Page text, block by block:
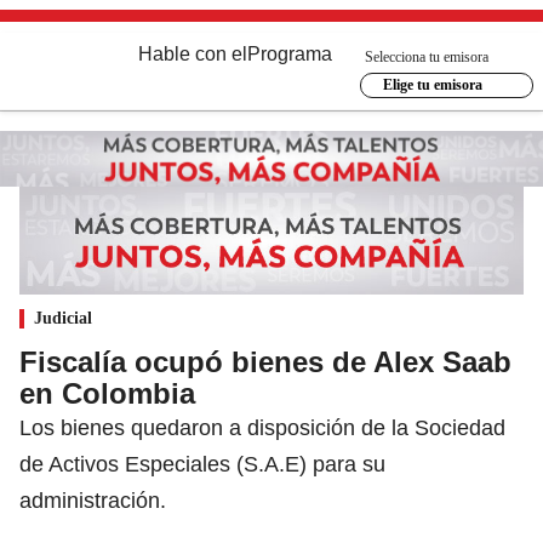
Hable con el Programa
Selecciona tu emisora
Elige tu emisora
Judicial
Fiscalía ocupó bienes de Alex Saab
en Colombia
Los bienes quedaron a disposición de la Sociedad
de Activos Especiales (S.A.E) para su
administración.